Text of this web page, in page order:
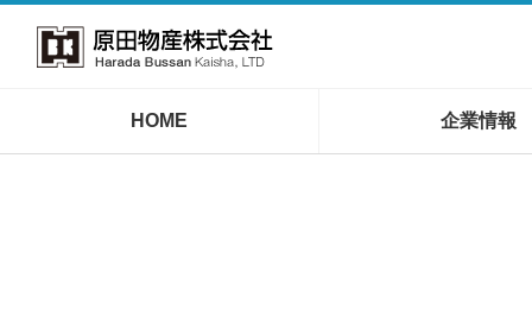
HOME 企業情報